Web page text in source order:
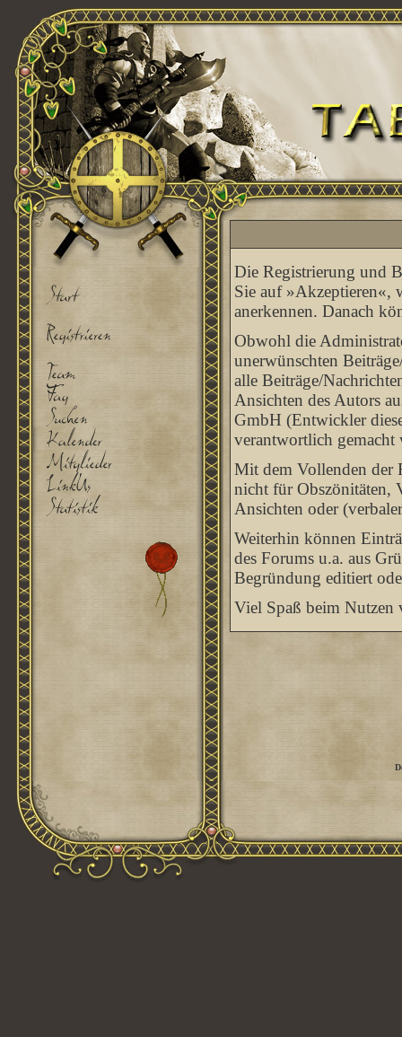
Die Registrierung und
Sie auf »Akzeptieren«,
anerkennen. Danach
Obwohl die
unerwünschten
alle Beiträge/
Ansichten des Autors
GmbH (Entwickler
verantwortlich gemacht
Mit dem Vollenden der
nicht für Obszönitäten,
Ansichten oder
Weiterhin können
des Forums u.a. aus
Begründung editiert
Viel Spaß beim